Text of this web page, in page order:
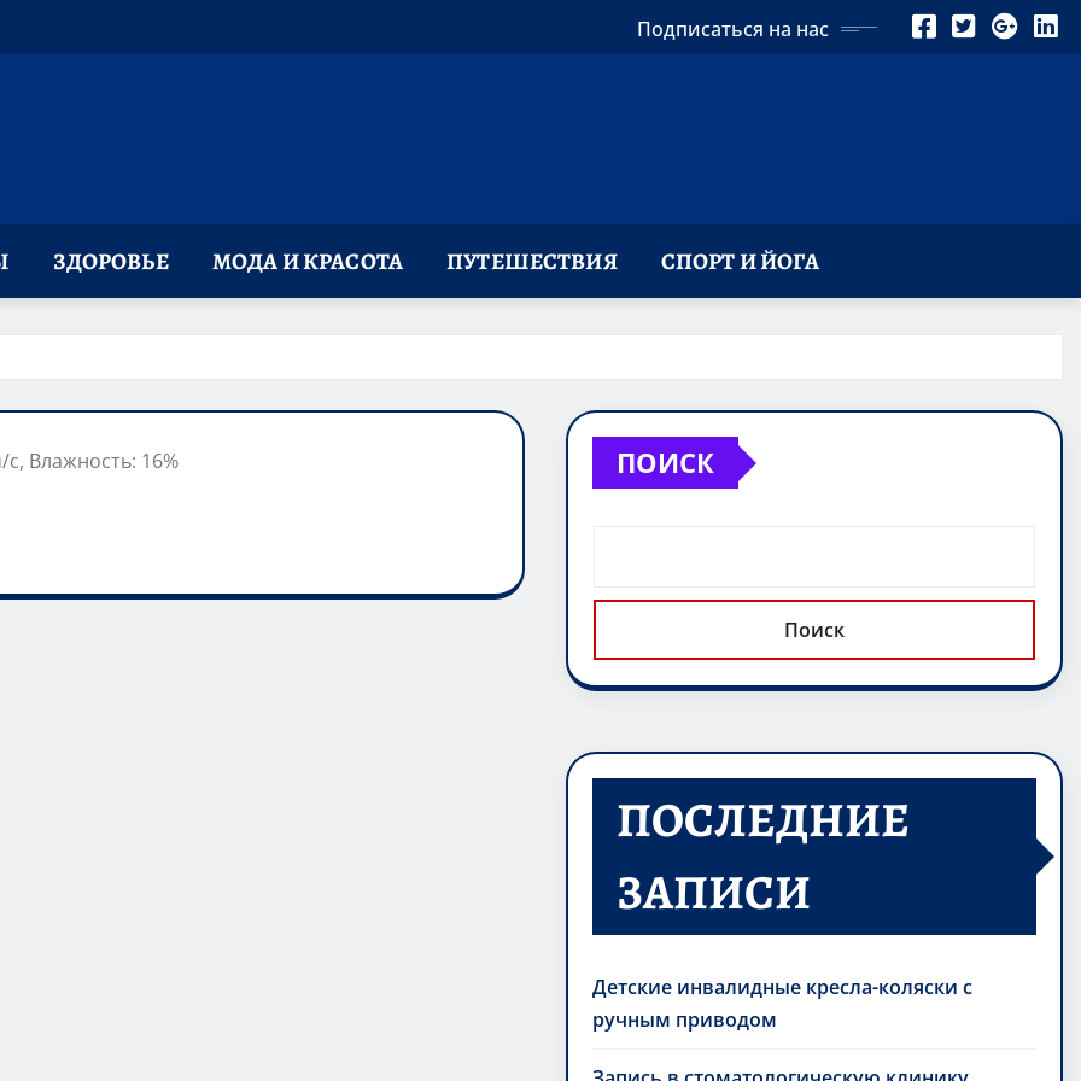
Подписаться на нас
ЗДОРОВЬЕ МОДА И КРАСОТА ПУТЕШЕСТВИЯ СПОРТ И ЙОГА
Влажность: 16% ПОИСК
Поиск
ПОСЛЕДНИЕ
ЗАПИСИ
Детские инвалидные кресла-коляски с
ручным приводом